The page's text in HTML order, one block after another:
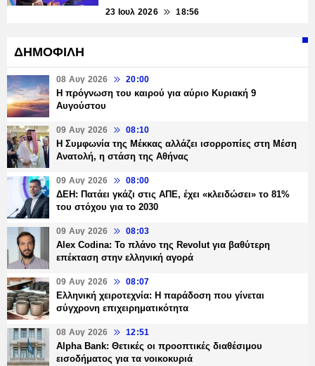
23 Ιουλ 2026 18:56
ΔΗΜΟΦΙΛΗ
08 Αυγ 2026 20:00
Η πρόγνωση του καιρού για αύριο Κυριακή 9
Αυγούστου
09 Αυγ 2026 08:10
Η Συμφωνία της Μέκκας αλλάζει ισορροπίες στη Μέση
Ανατολή, η στάση της Αθήνας
09 Αυγ 2026 08:00
ΔΕΗ: Πατάει γκάζι στις ΑΠΕ, έχει «κλειδώσει» το 81%
του στόχου για το 2030
09 Αυγ 2026 08:03
Alex Codina: Το πλάνο της Revolut για βαθύτερη
επέκταση στην ελληνική αγορά
09 Αυγ 2026 08:07
Ελληνική χειροτεχνία: Η παράδοση που γίνεται
σύγχρονη επιχειρηματικότητα
08 Αυγ 2026 12:51
Alpha Bank: Θετικές οι προοπτικές διαθέσιμου
εισοδήματος για τα νοικοκυριά